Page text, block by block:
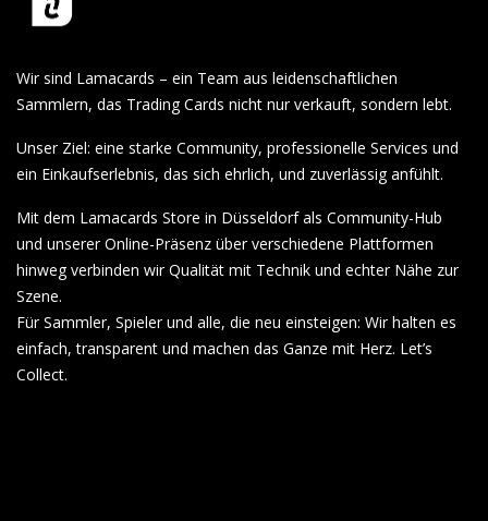
Wir sind Lamacards – ein Team aus leidenschaftlichen
Sammlern, das Trading Cards nicht nur verkauft, sondern lebt.
Unser Ziel: eine starke Community, professionelle Services und
ein Einkaufserlebnis, das sich ehrlich, und zuverlässig anfühlt.
Mit dem Lamacards Store in Düsseldorf als Community-Hub
und unserer Online-Präsenz über verschiedene Plattformen
hinweg verbinden wir Qualität mit Technik und echter Nähe zur
Szene.
Für Sammler, Spieler und alle, die neu einsteigen: Wir halten es
einfach, transparent und machen das Ganze mit Herz. Let’s
Collect.